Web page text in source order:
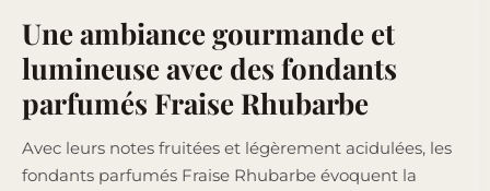
Une ambiance gourmande et
lumineuse avec des fondants
parfumés Fraise Rhubarbe
Avec leurs notes fruitées et légèrement acidulées, les
fondants parfumés Fraise Rhubarbe évoquent la